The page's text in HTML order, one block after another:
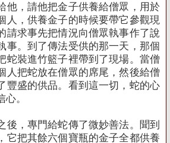
他，請他把金子供養給僧眾，用於
人，供養金子的時候要帶它參觀現
請求事先把情況向僧眾執事作了說
事。到了傳法受供的那一天，那個
蛇裝進竹籃子裡帶到了現場。當僧
人把蛇放在僧眾的席尾，然後給僧
豐盛的供品。看到這一切，蛇的心
。
，專門給蛇傳了微妙善法。聞到
它把其餘六個寶瓶的金子全都供養